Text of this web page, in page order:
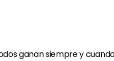
ganan siempre y